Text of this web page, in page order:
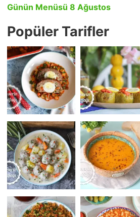
Günün Menüsü 8 Ağustos
Popüler Tarifler